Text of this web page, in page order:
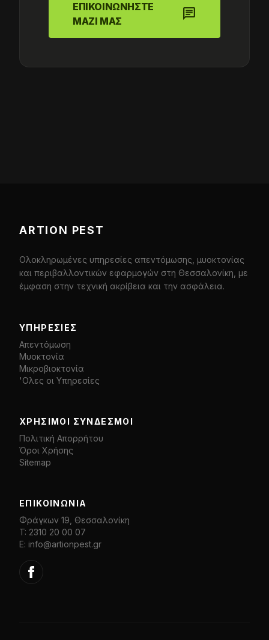
ΕΠΙΚΟΙΝΩΝΗΣΤΕ
ΜΑΖΙ ΜΑΣ
chat
ARTION PEST
Ολοκληρωμένες υπηρεσίες απεντόμωσης, μυοκτονίας
και περιβαλλοντικών εφαρμογών στη Θεσσαλονίκη, με
έμφαση στην τεχνική ακρίβεια και την ασφάλεια.
ΥΠΗΡΕΣΊΕΣ
Απεντόμωση
Μυοκτονία
Μικροβιοκτονία
'Ολες οι Υπηρεσίες
ΧΡΉΣΙΜΟΙ ΣΎΝΔΕΣΜΟΙ
Πολιτική Απορρήτου
Όροι Χρήσης
Sitemap
ΕΠΙΚΟΙΝΩΝΊΑ
Φράγκων 19, Θεσσαλονίκη
T: 2310 20 00 07
E: info@artionpest.gr